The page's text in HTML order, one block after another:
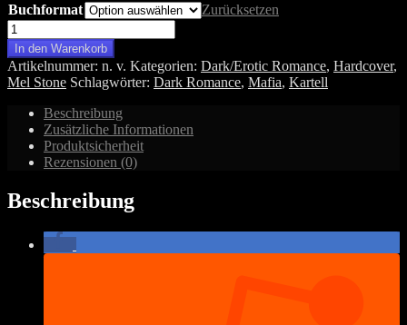
Buchformat
Zurücksetzen
Dantes
Redemption
-
Seine
Dunkelheit
meine
Zuflucht
Menge
In den Warenkorb
Artikelnummer: n. v. Kategorien: Dark/Erotic Romance, Hardcover,
Mel Stone Schlagwörter: Dark Romance, Mafia, Kartell
Beschreibung
Zusätzliche Informationen
Produktsicherheit
Rezensionen (0)
Beschreibung